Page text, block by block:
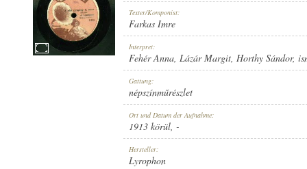
1913 KÖRÜL
Texter/Komponist:
Farkas Imre
Interpret:
Fehér Anna, Lázár Margit, Horthy Sándor,
Gattung:
népszínműrészlet
Ort und Datum der Aufnahme:
1913 körül, -
Hersteller:
Lyrophon